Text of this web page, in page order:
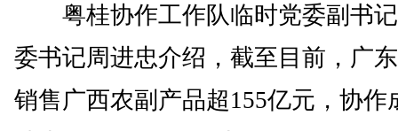
粤桂协作工作队临时党委副书
委书记周进忠介绍，截至目前，广
销售广西农副产品超155亿元，协作